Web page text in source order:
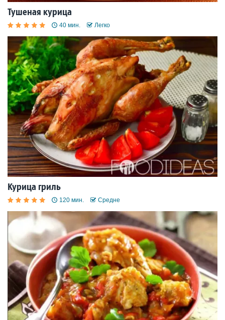
Тушеная курица
40 мин. Легко
Курица гриль
120 мин. Средне